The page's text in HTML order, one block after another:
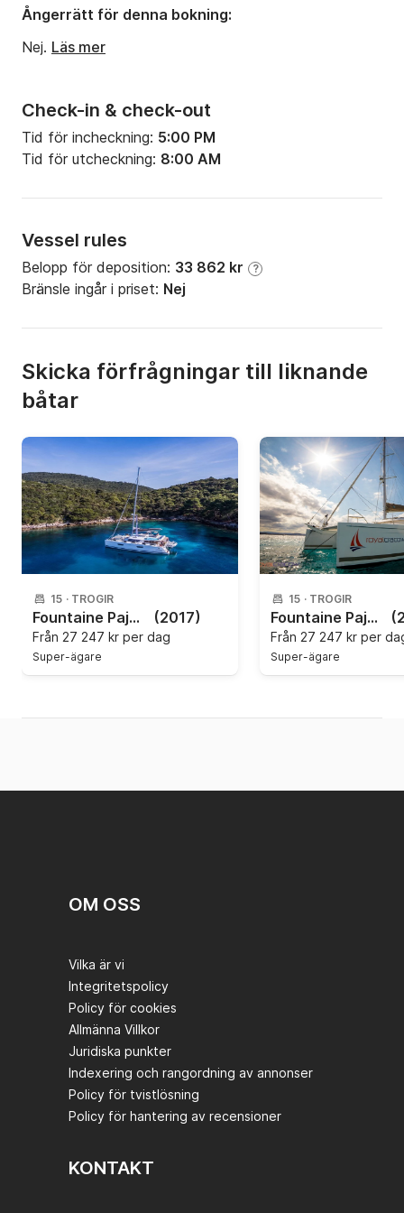
Djupgående:1.4m
Motorstyrka:
Check-in & check-out
Tid för incheckning: 5:00 PM
Tid för utcheckning: 8:00 AM
Vessel rules
Belopp för deposition: 33 862 kr ?
Bränsle ingår i priset: Nej
Ångerrätt för denna bokning:
Nej. Läs mer
Skicka förfrågningar till liknande
båtar
15 · TROGIR
Fountaine Pajot - Saba 50 (2017)
Från 27 247 kr per dag
Super-ägare
15 · TROGIR
Fountaine Pajot - Saba 50
Från 27 247 kr per
Super-ägare
OM OSS
Vilka är vi
Integritetspolicy
Policy för cookies
Allmänna Villkor
Juridiska punkter
Indexering och rangordning av annonser
Policy för tvistlösning
Policy för hantering av recensioner
KONTAKT